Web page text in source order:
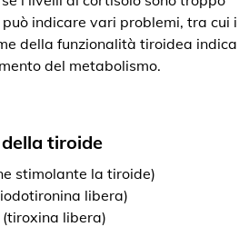
indicare vari problemi, tra cui i
della funzionalità tiroidea indica
del metabolismo.
tiroide
stimolante la tiroide)
libera)
libera)